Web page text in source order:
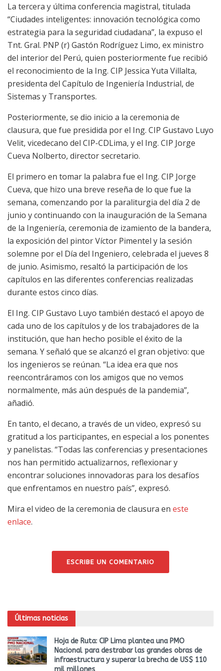
La tercera y última conferencia magistral, titulada
“Ciudades inteligentes: innovación tecnológica como
estrategia para la seguridad ciudadana”, la expuso el
Tnt. Gral. PNP (r) Gastón Rodríguez Limo, ex ministro
del interior del Perú, quien posteriormente fue recibió
el reconocimiento de la Ing. CIP Jessica Yuta Villalta,
presidenta del Capítulo de Ingeniería Industrial, de
Sistemas y Transportes.
Posteriormente, se dio inicio a la ceremonia de
clausura, que fue presidida por el Ing. CIP Gustavo Luyo
Velit, vicedecano del CIP-CDLima, y el Ing. CIP Jorge
Cueva Nolberto, director secretario.
El primero en tomar la palabra fue el Ing. CIP Jorge
Cueva, que hizo una breve reseña de lo que fue la
semana, comenzando por la paraliturgia del día 2 de
junio y continuando con la inauguración de la Semana
de la Ingeniería, ceremonia de izamiento de la bandera,
la exposición del pintor Víctor Pimentel y la sesión
solemne por el Día del Ingeniero, celebrada el jueves 8
de junio. Asimismo, resaltó la participación de los
capítulos en las diferentes conferencias realizadas
durante estos cinco días.
El Ing. CIP Gustavo Luyo también destacó el apoyo de
cada uno de los capítulos y de los trabajadores de la
institución, que han hecho posible el éxito de la
semana. Y señaló que se alcanzó el gran objetivo: que
los ingenieros se reúnan. “La idea era que nos
reencontráramos con los amigos que no vemos
normalmente, más aún después de la pandemia”,
añadió.
En tanto, el decano, a través de un video, expresó su
gratitud a los participantes, en especial a los ponentes
y panelistas. “Todas las conferencias y presentaciones
nos han permitido actualizarnos, reflexionar y
encontrar soluciones innovadoras para los desafíos
que enfrentamos en nuestro país”, expresó.
Mira el video de la ceremonia de clausura en este
enlace.
ESCRIBE UN COMENTARIO
Últimas noticias
Hoja de Ruta: CIP Lima plantea una PMO
Nacional para destrabar las grandes obras de
infraestructura y superar la brecha de US$ 110